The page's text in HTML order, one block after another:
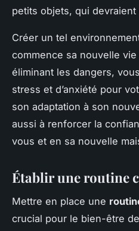
petits objets, qui devraient
Créer un tel
commence sa nouvelle
éliminant les dangers,
stress et d’anxiété pour
son adaptation à son
aussi à renforcer la
vous et en sa nouvelle
Établir une routine
Mettre en place une
crucial pour le bien-être